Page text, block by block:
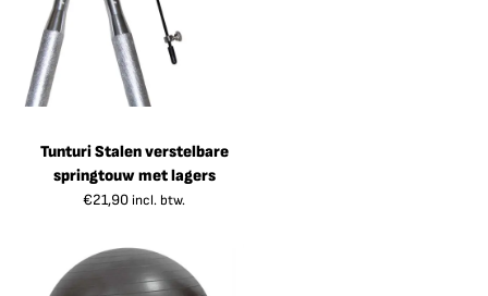
Tunturi Stalen verstelbare
springtouw met lagers
€21,90 incl. btw.